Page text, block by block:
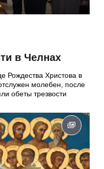
в Челнах
Рождества Христова в
молебен, после
обеты трезвости